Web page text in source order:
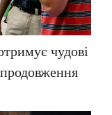
чудові